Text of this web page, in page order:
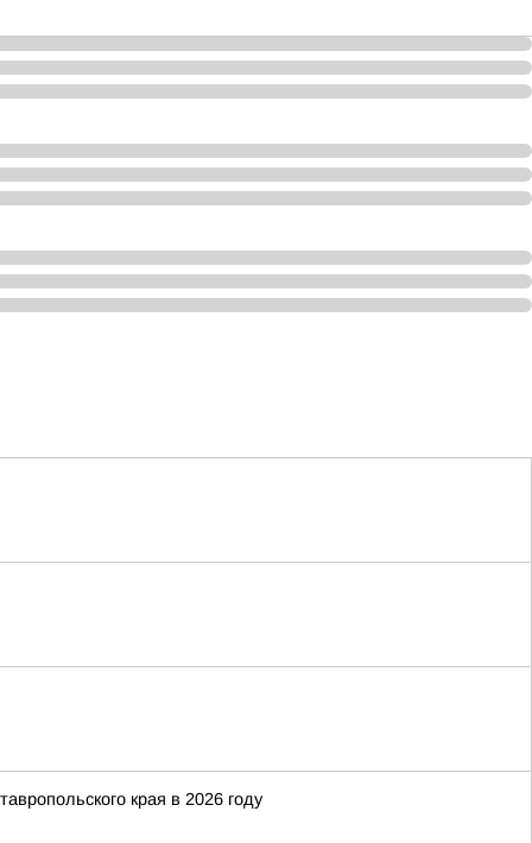
края в 2026 году